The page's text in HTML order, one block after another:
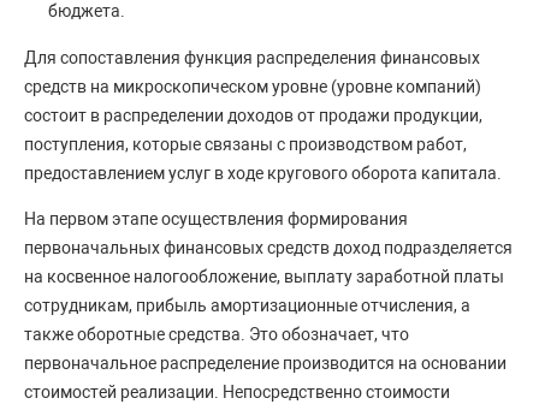
бюджета.
Для сопоставления функция распределения финансовых
средств на микроскопическом уровне (уровне компаний)
состоит в распределении доходов от продажи продукции,
поступления, которые связаны с производством работ,
предоставлением услуг в ходе кругового оборота капитала.
На первом этапе осуществления формирования
первоначальных финансовых средств доход подразделяется
на косвенное налогообложение, выплату заработной платы
сотрудникам, прибыль амортизационные отчисления, а
также оборотные средства. Это обозначает, что
первоначальное распределение производится на основании
стоимостей реализации. Непосредственно стоимости